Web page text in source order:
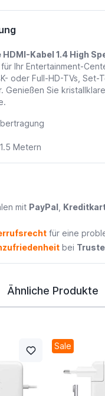
Kabel 1.4 High
Ihr Entertainment-
oder Full-HD-TVs, Set-
Genießen Sie
Metern
mit PayPal
für eine
bei
Ähnliche Produkte
Sale